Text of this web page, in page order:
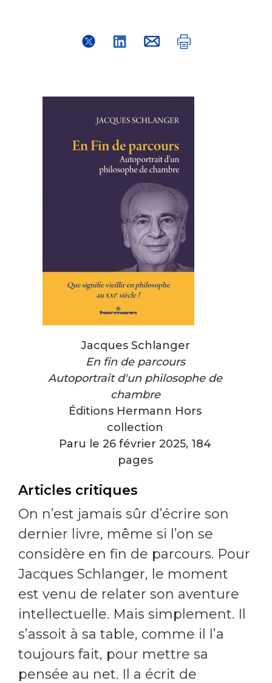
Articles critiques
On n’est jamais sûr d’écrire son
dernier livre, même si l’on se
considère en fin de parcours. Pour
Jacques Schlanger, le moment
est venu de relater son aventure
intellectuelle. Mais simplement. Il
s’assoit à sa table, comme il l’a
toujours fait, pour mettre sa
pensée au net. Il a écrit de
Jacques Schlanger
En fin de parcours
Autoportrait d'un philosophe de
chambre
Éditions Hermann Hors
collection
Paru le 26 février 2025, 184
pages